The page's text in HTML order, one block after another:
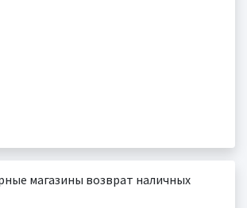
магазины возврат наличных